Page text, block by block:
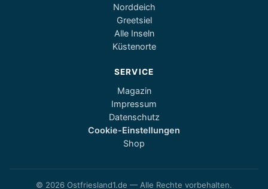
Norddeich
Greetsiel
Alle Inseln
Küstenorte
SERVICE
Magazin
Impressum
Datenschutz
Cookie-Einstellungen
Shop
© 2026 Ostfriesland1.de — Alle Rechte vorbehalten.